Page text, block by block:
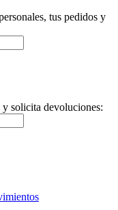
tus pedidos y
y solicita devoluciones: